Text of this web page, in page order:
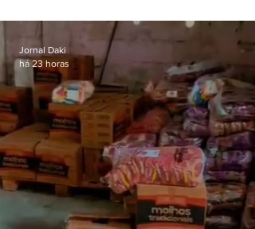
educação
Jornal Daki
há 23 horas